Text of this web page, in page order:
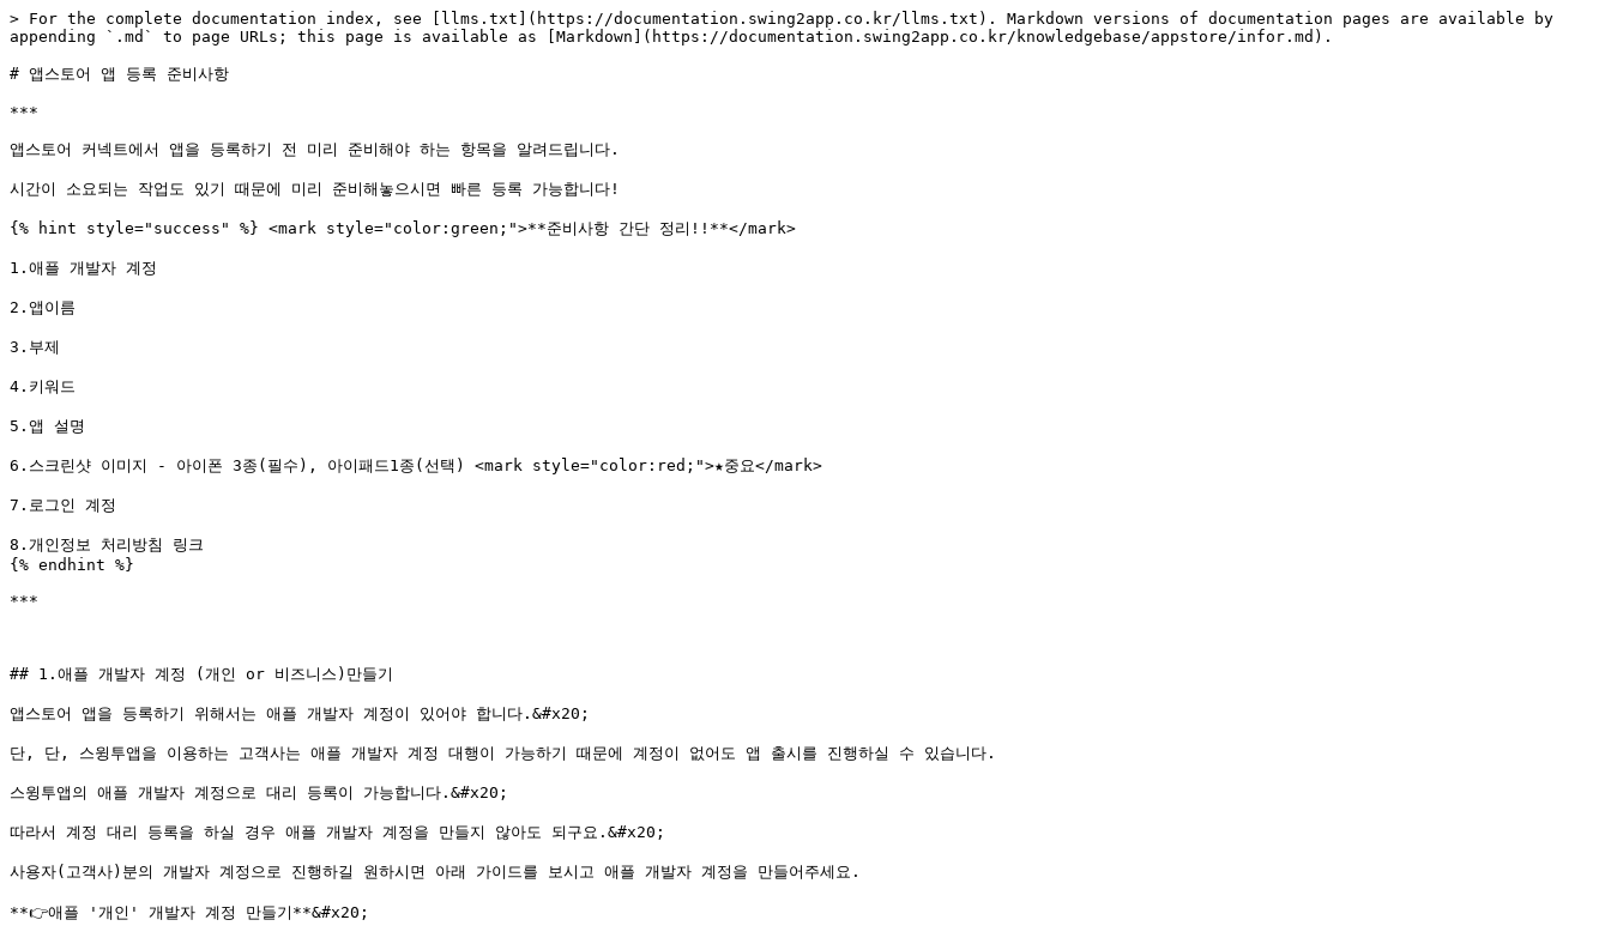
> For the complete documentation index, see [llms.txt](https://documentation.swing2app.co.kr/llms.txt). Markdown versions of documentation pages are available by
appending `.md` to page URLs; this page is available as [Markdown](https://documentation.swing2app.co.kr/knowledgebase/appstore/infor.md).
# 앱스토어 앱 등록 준비사항
***
앱스토어 커넥트에서 앱을 등록하기 전 미리 준비해야 하는 항목을 알려드립니다.
시간이 소요되는 작업도 있기 때문에 미리 준비해놓으시면 빠른 등록 가능합니다!
{% hint style="success" %} <mark style="color:green;">**준비사항 간단 정리!!**</mark>
1.애플 개발자 계정
2.앱이름
3.부제
4.키워드
5.앱 설명
6.스크린샷 이미지 - 아이폰 3종(필수), 아이패드1종(선택) <mark style="color:red;">★중요</mark>
7.로그인 계정
8.개인정보 처리방침 링크
{% endhint %}
***
## 1.애플 개발자 계정 (개인 or 비즈니스)만들기
앱스토어 앱을 등록하기 위해서는 애플 개발자 계정이 있어야 합니다.&#x20;
단, 단, 스윙투앱을 이용하는 고객사는 애플 개발자 계정 대행이 가능하기 때문에 계정이 없어도 앱 출시를 진행하실 수 있습니다.
스윙투앱의 애플 개발자 계정으로 대리 등록이 가능합니다.&#x20;
따라서 계정 대리 등록을 하실 경우 애플 개발자 계정을 만들지 않아도 되구요.&#x20;
사용자(고객사)분의 개발자 계정으로 진행하길 원하시면 아래 가이드를 보시고 애플 개발자 계정을 만들어주세요.
**👉애플 '개인' 개발자 계정 만들기**&#x20;